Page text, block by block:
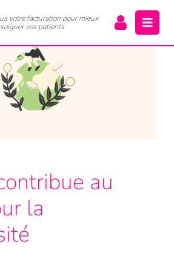
votre facturation pour mieux
soigner vos patients
au
la